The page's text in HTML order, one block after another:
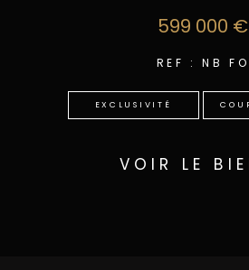
599 000 €
REF : NB FO
EXCLUSIVITÉ
VOIR LE